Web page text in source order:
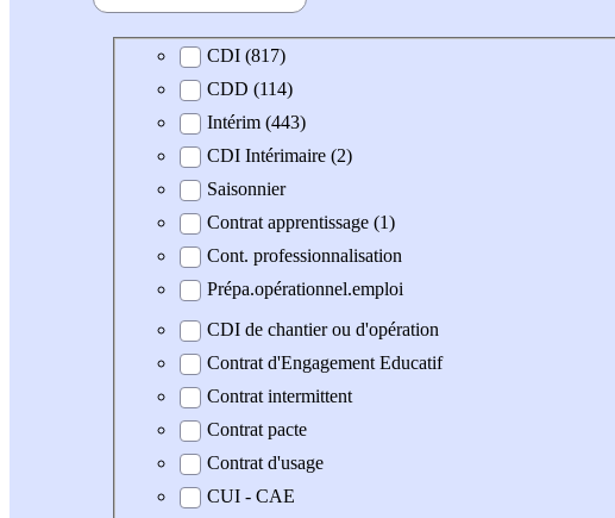
Type de contratCDI (817)
CDD (114)
Intérim (443)
CDI Intérimaire (2)
Saisonnier
Contrat apprentissage (1)
Cont. professionnalisation
Prépa.opérationnel.emploi
CDI de chantier ou d'opération
Contrat d'Engagement Educatif
Contrat intermittent
Contrat pacte
Contrat d'usage
CUI - CAE